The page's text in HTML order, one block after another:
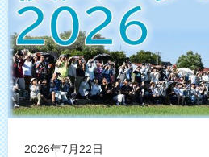
2026年7月22日